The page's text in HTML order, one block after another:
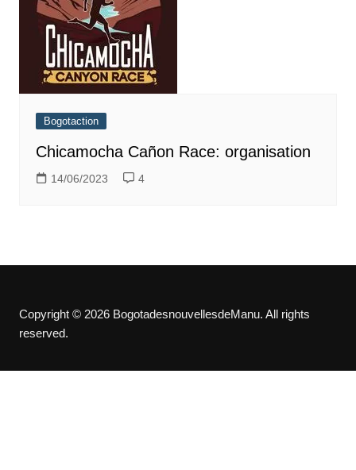
Bogotaction
Chicamocha Cañon Race: organisation
14/06/2023 4
Copyright © 2026 BogotadesnouvellesdeManu. All rights
reserved.